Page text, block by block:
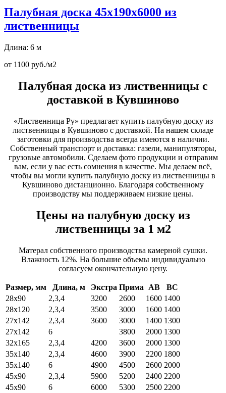
Палубная доска 45х190х6000 из
лиственницы
Длина: 6 м
от 1100 руб./м2
Палубная доска из лиственницы с
доставкой в Кувшиново
«Лиственница Ру» предлагает купить палубную доску из
лиственницы в Кувшиново с доставкой. На нашем складе
заготовки для производства всегда имеются в наличии.
Собственный транспорт и доставка: газели, манипуляторы,
грузовые автомобили. Сделаем фото продукции и отправим
вам, если у вас есть сомнения в качестве. Мы делаем всё,
чтобы вы могли купить палубную доску из лиственницы в
Кувшиново дистанционно. Благодаря собственному
производству мы поддерживаем низкие цены.
Цены на палубную доску из
лиственницы за 1 м2
Матерал собственного производства камерной сушки.
Влажность 12%. На большие объемы индивидуально
согласуем окончательную цену.
Размер, мм Длина, м Экстра Прима АВ
ВС
28х90
2,3,4 3200 2600 1600 1400
28х120
2,3,4 3500 3000 1600 1400
27х142
2,3,4 3600 3000 1400 1300
27х142
6 3800 2000 1300
32х165
2,3,4 4200 3600 2000 1300
35х140
2,3,4 4600 3900 2200 1800
35х140
6 4900 4500 2600 2000
45х90
2,3,4 5900 5200 2400 2200
45х90
6 6000 5300 2500 2200